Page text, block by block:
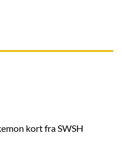
kort fra SWSH